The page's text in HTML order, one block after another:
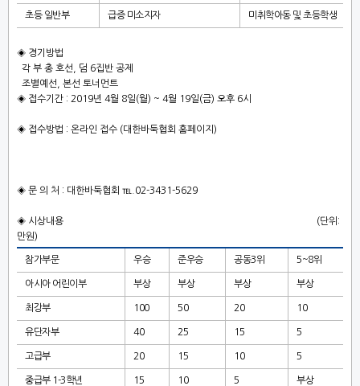
초등 일반부 급증 미소지자 미취학아동 및 초등학생
◈ 경기방법
각 부 총 호선
덤 6집반 공제
조별예선
본선 토너먼트
◈ 접수기간 : 2019년 4월 8일(월) ~ 4월 19일(금) 오후 6시
◈ 접수방법 : 온라인 접수 (대한바둑협회 홈페이지 )
◈ 문 의 처 : 대한바둑협회 ℡ .02-3431-5629
◈ 시상내용 (단위 :
만원)
참가부문 우승 준우승 공동3위 5~8위
아시아 어린이부 부상 부상 부상 부상
최강부 100 50 20 10
유단자부 40 25 15 5
고급부 20 15 10 5
중급부 1-3학년 15 10 5 부상